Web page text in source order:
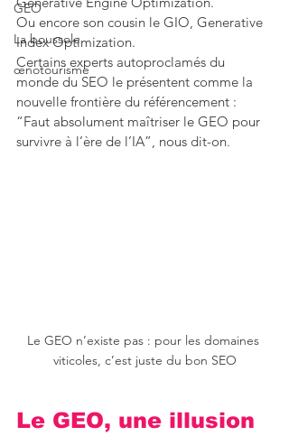
GEO
La boussole
œnotourisme
Ou encore son cousin le GIO, Generative
Index Optimization.
Certains experts autoproclamés du
monde du SEO le présentent comme la
nouvelle frontière du référencement :
“Faut absolument maîtriser le GEO pour
survivre à l’ère de l’IA”, nous dit-on.
Le GEO n’existe pas : pour les domaines
viticoles, c’est juste du bon SEO
Le GEO, une illusion